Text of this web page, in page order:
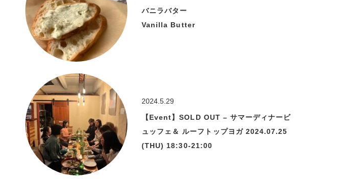
バニラバター
Vanilla Butter
2024.5.29
【Event】SOLD OUT – サマーディナービ
ュッフェ＆ ルーフトップヨガ 2024.07.25
(THU) 18:30-21:00